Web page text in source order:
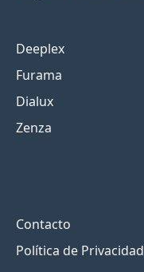
Deeplex
Furama
Dialux
Zenza
Contacto
Política de Privacidad